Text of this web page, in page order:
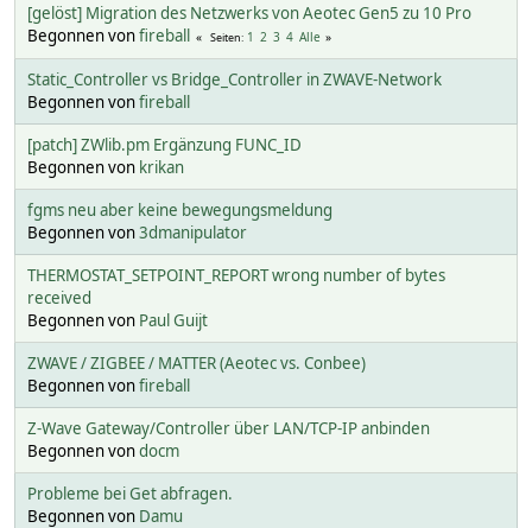
[gelöst] Migration des Netzwerks von Aeotec Gen5 zu 10 Pro
Begonnen vonfireball Seiten 1 2 3 4 Alle
Static_Controller vs Bridge_Controller in ZWAVE-Network
Begonnen vonfireball
[patch] ZWlib.pm Ergänzung FUNC_ID
Begonnen von krikan
fgms neu aber keine bewegungsmeldung
Begonnen von3dmanipulator
THERMOSTAT_SETPOINT_REPORT wrong number of bytes
received
Begonnen von Paul Guijt
ZWAVE / ZIGBEE / MATTER (Aeotec vs. Conbee)
Begonnen vonfireball
Z-Wave Gateway/Controller über LAN/TCP-IP anbinden
Begonnen vondocm
Probleme bei Get abfragen.
Begonnen von Damu